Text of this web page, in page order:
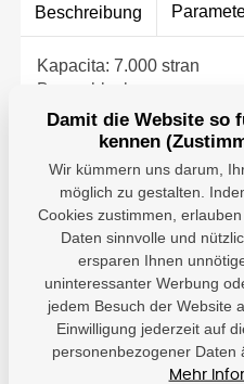
Beschreibung
Kapacita: 7.000 stran
Barva: black
Pro tiskárny: OKI
MB472DNW, MB492DN,
Parameter
Producer
Damit die Website so
kennen
Wir kümmern uns darum,
möglich zu gestalten.
Cookies zustimmen,
Daten sinnvolle und
ersparen Ihnen
uninteressanter Werbung
jedem Besuch der Website
Einwilligung jederzeit auf
personenbezogener Daten
Mehr